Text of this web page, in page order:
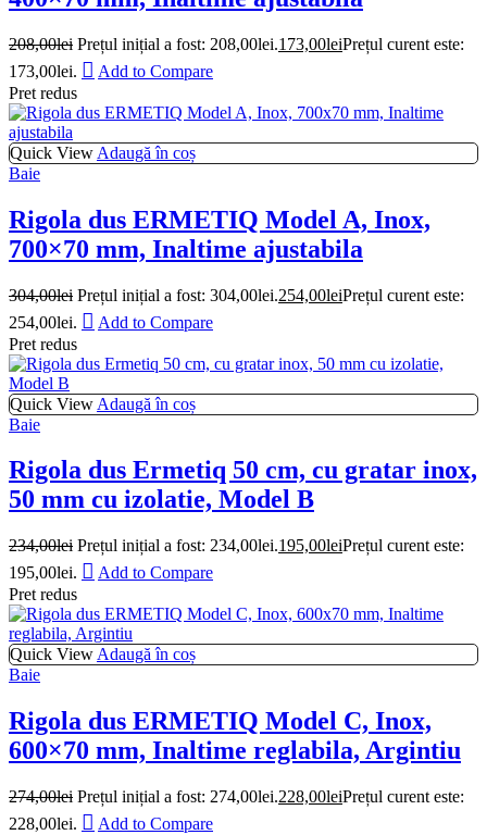
208,00lei Prețul inițial a fost: 208,00lei.173,00leiPrețul curent este:
173,00lei.
Add to Compare
Pret redus
Quick View Adaugă în coș
Baie
Rigola dus ERMETIQ Model A, Inox,
700×70 mm, Inaltime ajustabila
304,00lei Prețul inițial a fost: 304,00lei.254,00leiPrețul curent este:
254,00lei.
Add to Compare
Pret redus
Quick View Adaugă în coș
Baie
Rigola dus Ermetiq 50 cm, cu gratar inox,
50 mm cu izolatie, Model B
234,00lei Prețul inițial a fost: 234,00lei.195,00leiPrețul curent este:
195,00lei.
Add to Compare
Pret redus
Quick View Adaugă în coș
Baie
Rigola dus ERMETIQ Model C, Inox,
600×70 mm, Inaltime reglabila, Argintiu
274,00lei Prețul inițial a fost: 274,00lei.228,00leiPrețul curent este:
228,00lei.
Add to Compare